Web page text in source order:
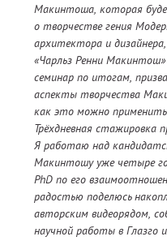
Макинтоша, которая
о творчестве гения
архитектора и
«Чарльз Ренни
семинар по итогам,
аспекты творчества
как это можно применить
Трёхдневная стажировка
Я работаю над
Макинтошу уже четыре
PhD по его
радостью поделюсь
авторским видеорядом,
научной работы в Глазго